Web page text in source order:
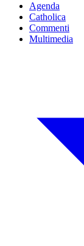
Agenda
Catholica
Commenti
Multimedia